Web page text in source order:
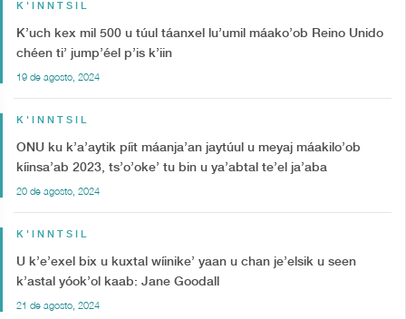
K'INNTSIL
K’uch kex mil 500 u túul táanxel lu’umil máako’ob Reino Unido
chéen ti’ jump’éel p’is k’iin
19 de agosto, 2024
K'INNTSIL
ONU ku k’a’aytik píit máanja’an jaytúul u meyaj máakilo’ob
kíinsa’ab 2023, ts’o’oke’ tu bin u ya’abtal te’el ja’aba
20 de agosto, 2024
K'INNTSIL
U k’e’exel bix u kuxtal wíinike’ yaan u chan je’elsik u seen
k’astal yóok’ol kaab: Jane Goodall
21 de agosto, 2024